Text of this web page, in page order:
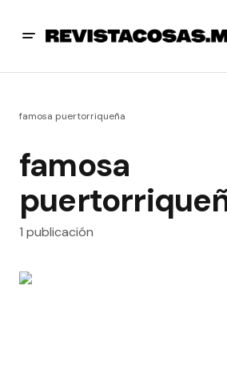
famosa puertorriqueña
famosa
1 publicación